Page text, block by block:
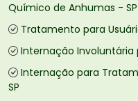
Químico de Anhumas - SP
Tratamento para
Internação Involuntária
Internação para
SP